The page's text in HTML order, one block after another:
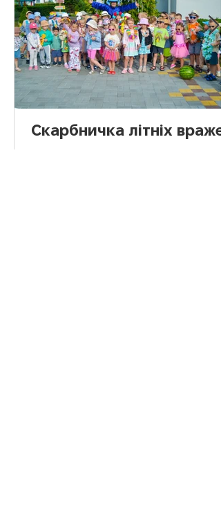
Скарбничка літніх